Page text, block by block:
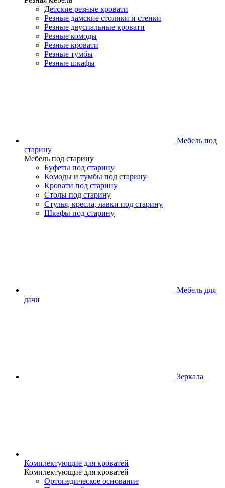
Детские резные кровати
Резные дамские столики и стенки
Резные двуспальные кровати
Резные комоды
Резные кровати
Резные тумбы
Резные шкафы
Мебель под
старину
Мебель под старину
Буфеты под старину
Комоды и тумбы под старину
Кровати под старину
Столы под старину
Стулья, кресла, лавки под старину
Шкафы под старину
Мебель для
дачи
Зеркала
Комплектующие для кроватей
Комплектующие для кроватей
Ортопедическое основание